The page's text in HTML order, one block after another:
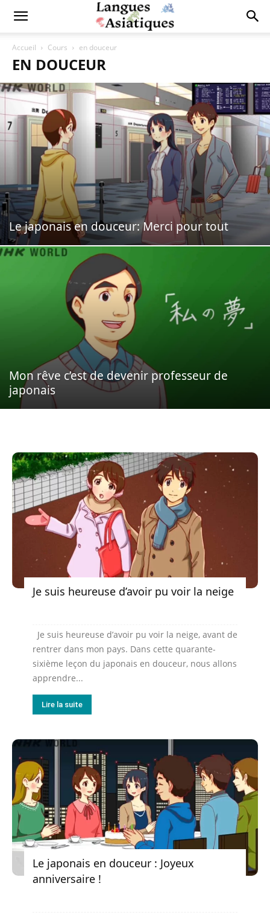
Accueil Cours en douceur
EN DOUCEUR
Le japonais en douceur: Merci pour tout
Mon rêve c’est de devenir professeur de
japonais
Je suis heureuse d’avoir pu voir la neige
Je suis heureuse d’avoir pu voir la neige, avant de
rentrer dans mon pays. Dans cette quarante-
sixième leçon du japonais en douceur, nous allons
apprendre...
Lire la suite
Le japonais en douceur : Joyeux
anniversaire !